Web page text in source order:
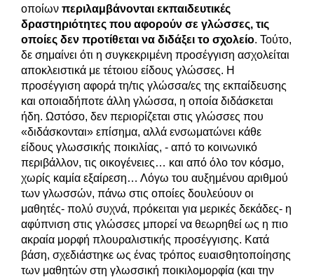
οποίων περιλαμβάνονται εκπαιδευτικές
δραστηριότητες που αφορούν σε γλώσσες, τις
οποίες δεν προτίθεται να διδάξει το σχολείο. Τούτο,
δε σημαίνει ότι η συγκεκριμένη προσέγγιση ασχολείται
αποκλειστικά με τέτοιου είδους γλώσσες. Η
προσέγγιση αφορά τη/τις γλώσσα/ες της εκπαίδευσης
και οποιαδήποτε άλλη γλώσσα, η οποία διδάσκεται
ήδη. Ωστόσο, δεν περιορίζεται στις γλώσσες που
«διδάσκονται» επίσημα, αλλά ενσωματώνει κάθε
είδους γλωσσικής ποικιλίας, - από το κοινωνικό
περιβάλλον, τις οικογένειες… και από όλο τον κόσμο,
χωρίς καμία εξαίρεση… Λόγω του αυξημένου αριθμού
των γλωσσών, πάνω στις οποίες δουλεύουν οι
μαθητές- πολύ συχνά, πρόκειται για μερικές δεκάδες- η
αφύπνιση στις γλώσσες μπορεί να θεωρηθεί ως η πιο
ακραία μορφή πλουραλιστικής προσέγγισης. Κατά
βάση, σχεδιάστηκε ως ένας τρόπος ευαισθητοποίησης
των μαθητών στη γλωσσική ποικιλομορφία (και την